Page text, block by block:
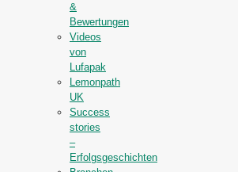
&
Bewertungen
Videos
von
Lufapak
Lemonpath
UK
Success
stories
–
Erfolgsgeschichten